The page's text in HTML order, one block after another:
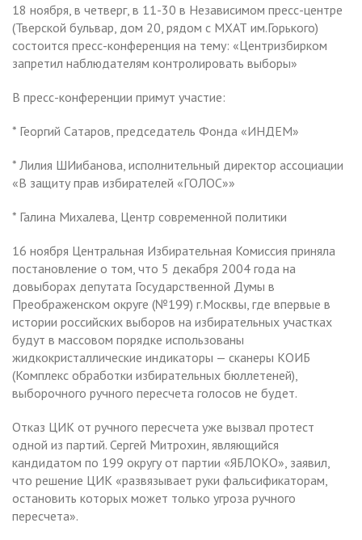
18 ноября, в четверг, в 11-30 в Независимом пресс-центре
(Тверской бульвар, дом 20, рядом с МХАТ им.Горького)
состоится пресс-конференция на тему: «Центризбирком
запретил наблюдателям контролировать выборы»
В пресс-конференции примут участие:
* Георгий Сатаров, председатель Фонда «ИНДЕМ»
* Лилия ШИибанова, исполнительный директор ассоциации
«В защиту прав избирателей «ГОЛОС»»
* Галина Михалева, Центр современной политики
16 ноября Центральная Избирательная Комиссия приняла
постановление о том, что 5 декабря 2004 года на
довыборах депутата Государственной Думы в
Преображенском округе (№199) г.Москвы, где впервые в
истории российских выборов на избирательных участках
будут в массовом порядке использованы
жидкокристаллические индикаторы — сканеры КОИБ
(Комплекс обработки избирательных бюллетеней),
выборочного ручного пересчета голосов не будет.
Отказ ЦИК от ручного пересчета уже вызвал протест
одной из партий. Сергей Митрохин, являющийся
кандидатом по 199 округу от партии «ЯБЛОКО», заявил,
что решение ЦИК «развязывает руки фальсификаторам,
остановить которых может только угроза ручного
пересчета».